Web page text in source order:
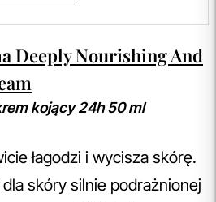
Deeply Nourishing And
kojący 24h 50 ml
łagodzi i wycisza skórę.
skóry silnie podrażnionej